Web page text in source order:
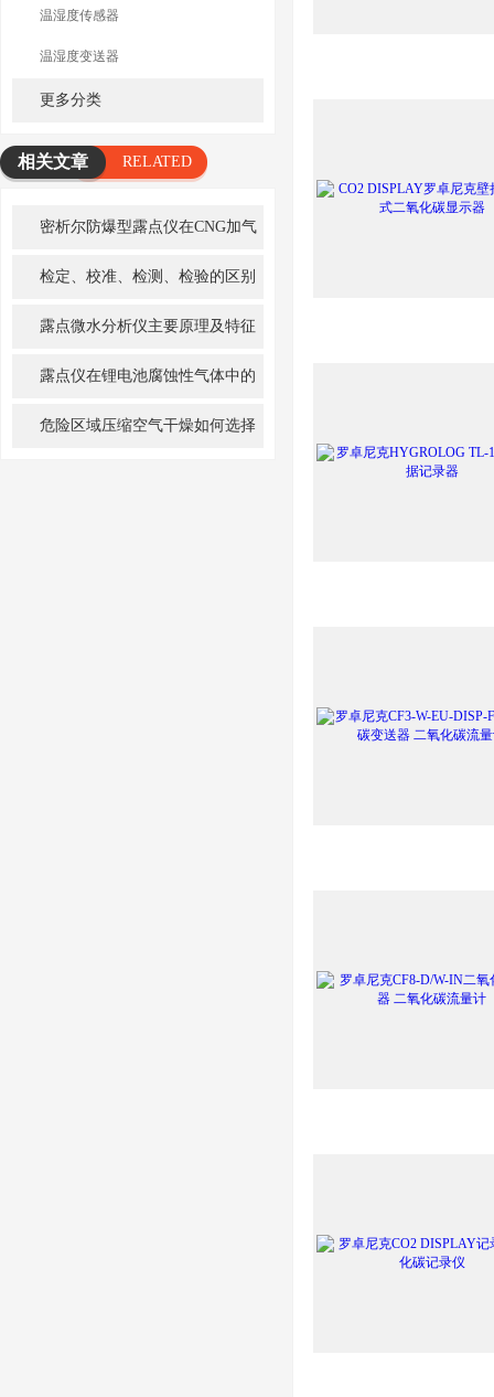
温湿度传感器
温湿度变送器
更多分类
相关文章
RELATED
密析尔防爆型露点仪在CNG加气
站应用检定、校准、检测、检验的区别
露点微水分析仪主要原理及特征
简析露点仪在锂电池腐蚀性气体中的
应用注意事项
危险区域压缩空气干燥如何选择